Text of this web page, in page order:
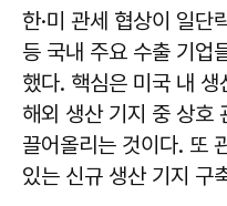
한·미 관세 협상이 일단
등 국내 주요 수출 기업
했다. 핵심은 미국 내
해외 생산 기지 중 상호
끌어올리는 것이다. 또
있는 신규 생산 기지 구